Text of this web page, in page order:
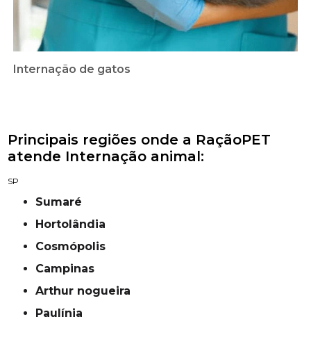
Internação de gatos
Principais regiões onde a RaçãoPET
atende Internação animal:
SP
Sumaré
Hortolândia
Cosmópolis
campinas
Arthur nogueira
Paulínia